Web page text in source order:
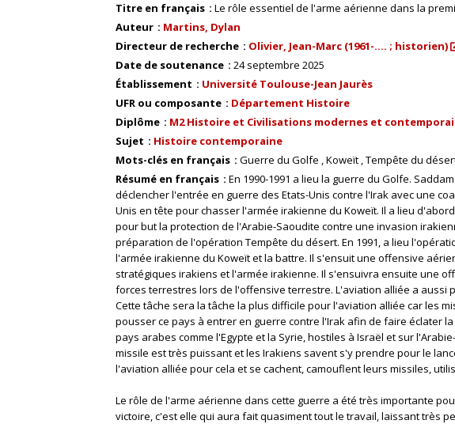
Titre en français
Le rôle essentiel de l'arme aérienne dans la
Auteur
Martins, Dylan
Directeur de recherche
Olivier, Jean-Marc (1961-.... ; historien)
Date de soutenance
24 septembre 2025
Établissement
Université Toulouse-Jean Jaurès
UFR ou composante
Département Histoire
Diplôme
M2 Histoire et Civilisations modernes et
Sujet
Histoire contemporaine
Mots-clés en français
Guerre du Golfe Koweït Tempête du
Résumé en français
En 1990-1991 a lieu la guerre du Golfe.
déclencher l'entrée en guerre des Etats-Unis contre l'Irak avec une
Unis en tête pour chasser l'armée irakienne du Koweït. Il a lieu
pour but la protection de l'Arabie-Saoudite contre une invasion
préparation de l'opération Tempête du désert. En 1991, a lieu
l'armée irakienne du Koweït et la battre. Il s'ensuit une offensive
stratégiques irakiens et l'armée irakienne. Il s'ensuivra ensuite une
forces terrestres lors de l'offensive terrestre. L'aviation alliée a aussi
Cette tâche sera la tâche la plus difficile pour l'aviation alliée car les
pousser ce pays à entrer en guerre contre l'Irak afin de faire éclater
pays arabes comme l'Egypte et la Syrie, hostiles à Israël et sur
missile est très puissant et les Irakiens savent s'y prendre pour le
l'aviation alliée pour cela et se cachent, camouflent leurs missiles,
Le rôle de l'arme aérienne dans cette guerre a été très importante
victoire, c'est elle qui aura fait quasiment tout le travail, laissant très